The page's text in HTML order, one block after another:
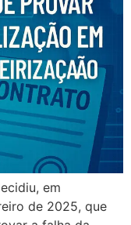
em
de 2025, que